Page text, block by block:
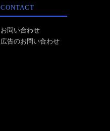
CONTACT
お問い合わせ
広告のお問い合わせ